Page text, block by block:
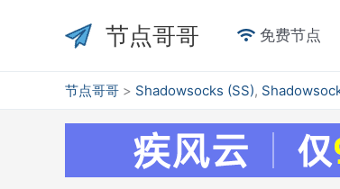
节点哥哥 免费节点
节点哥哥 > Shadowsocks (SS),